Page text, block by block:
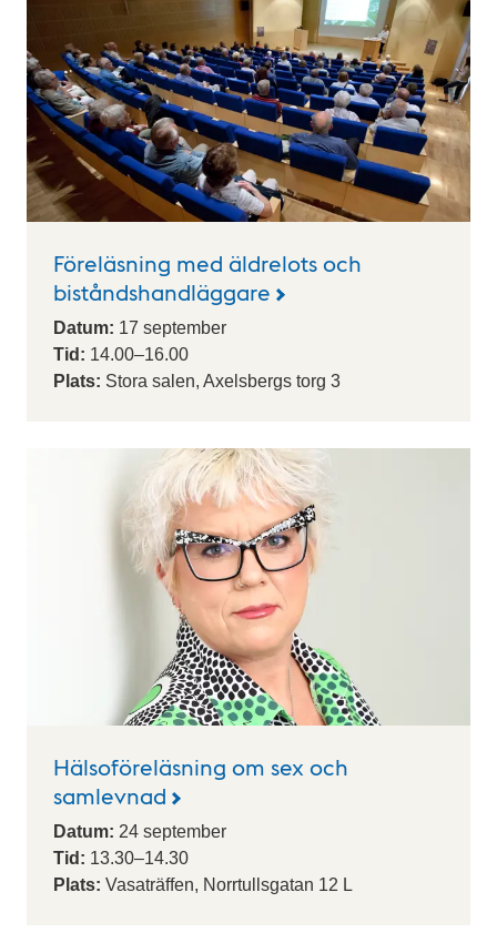
d
a
r
i
u
m
Föreläsning med äldrelots och
biståndshandläggare
Datum: 17 september
Tid: 14.00–16.00
Plats: Stora salen, Axelsbergs torg 3
Hälsoföreläsning om sex och
samlevnad
Datum: 24 september
Tid: 13.30–14.30
Plats: Vasaträffen, Norrtullsgatan 12 L